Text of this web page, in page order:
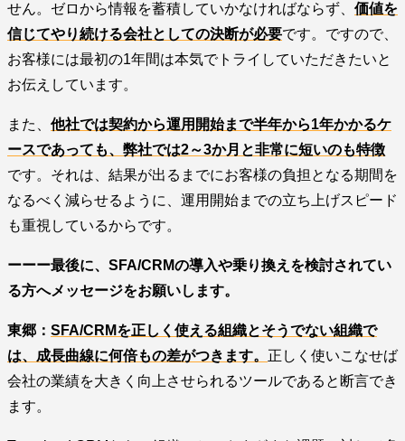
せん。ゼロから情報を蓄積していかなければならず、 価値を
信じてやり続ける会社としての決断が必要です。ですので、
お客様には最初の1年間は本気でトライしていただきたいと
お伝えしています。
また、 他社では契約から運用開始まで半年から1年かかるケ
ースであっても、弊社では2～3か月と非常に短いのも特徴
です。それは、結果が出るまでにお客様の負担となる期間を
なるべく減らせるように、運用開始までの立ち上げスピード
も重視しているからです。
ーーー最後に、SFA/CRMの導入や乗り換えを検討されてい
る方へメッセージをお願いします。
東郷： SFA/CRMを正しく使える組織とそうでない組織で
は、成長曲線に何倍もの差がつきます。 正しく使いこなせば
会社の業績を大きく向上させられるツールであると断言でき
ます。